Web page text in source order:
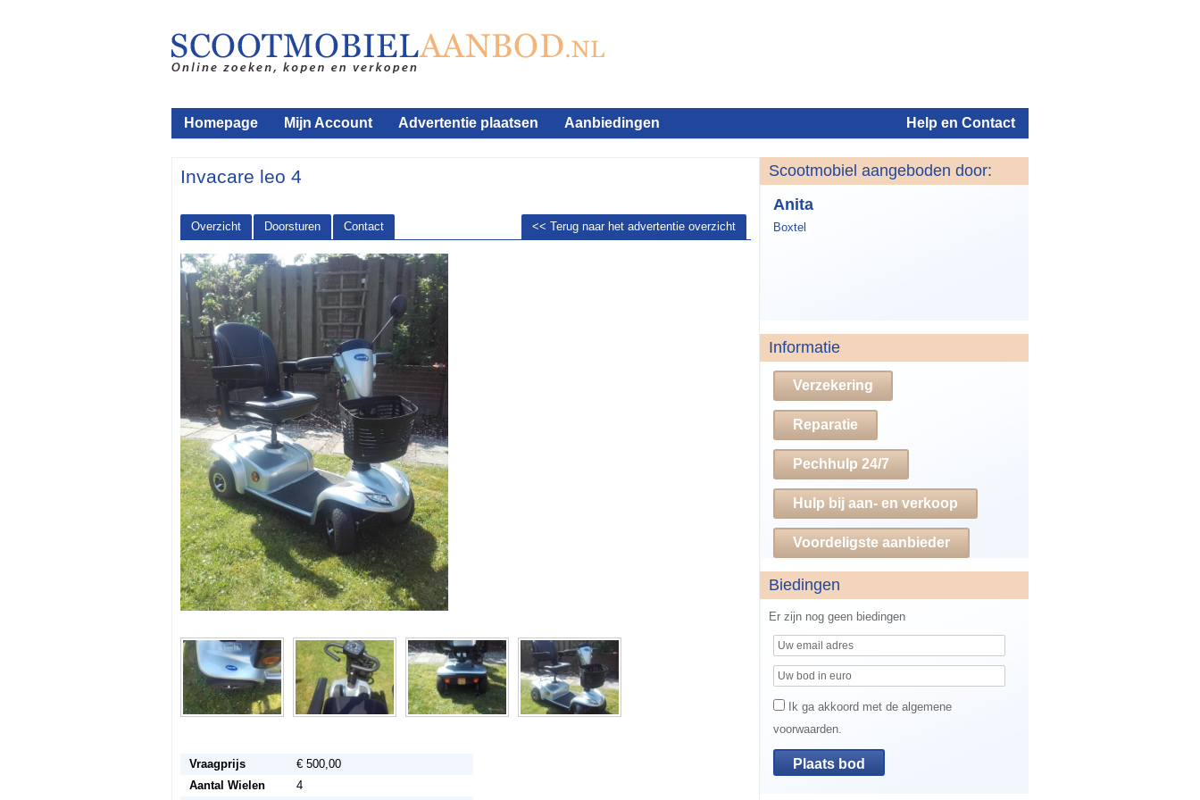
Homepage Mijn Account Advertentie plaatsen Aanbiedingen Help en Contact
Invacare leo 4
Overzicht Doorsturen Contact << Terug naar het advertentie overzicht
Vraagprijs
€ 500,00
Aantal Wielen
4
Scootmobiel aangeboden door:
Anita
Boxtel
Informatie
Verzekering
Reparatie
Pechhulp 24/7
Hulp bij aan- en verkoop
Voordeligste aanbieder
Biedingen
Er zijn nog geen biedingen
Ik ga akkoord met de algemene
voorwaarden.